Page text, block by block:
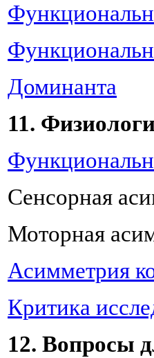
Доминанта
11.
Сенсорная
Моторная
Асимметрия
Критика
12. Вопросы